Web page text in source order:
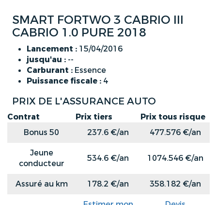
SMART FORTWO 3 CABRIO III
CABRIO 1.0 PURE 2018
Lancement : 15/04/2016
jusqu'au : --
Carburant : Essence
Puissance fiscale : 4
PRIX DE L'ASSURANCE AUTO
Contrat Prix tiers
Prix tous risque
Bonus 50
237.6 €/an
477.576 €/an
Jeune
conducteur
534.6 €/an 1074.546 €/an
Assuré au km 178.2 €/an 358.182 €/an